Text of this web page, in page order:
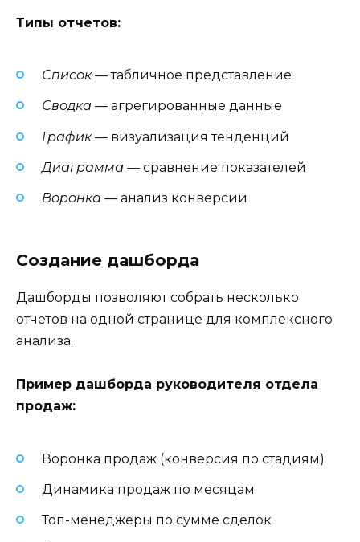
Типы отчетов:
Список— табличное представление
Сводка — агрегированные данные
График— визуализация тенденций
Диаграмма — сравнение показателей
Воронка — анализ конверсии
Создание дашборда
Дашборды позволяют собрать несколько
отчетов на одной странице для комплексного
анализа.
Пример дашборда руководителя отдела
продаж:
Воронка продаж (конверсия по стадиям)
Динамика продаж по месяцам
Топ-менеджеры по сумме сделок